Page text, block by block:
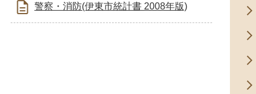
警察・消防(伊東市統計書 2008年版)